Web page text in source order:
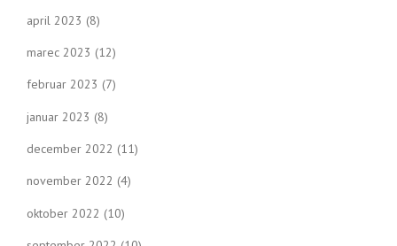
april 2023 (8)
marec 2023 (12)
februar 2023 (7)
januar 2023 (8)
december 2022 (11)
november 2022 (4)
oktober 2022 (10)